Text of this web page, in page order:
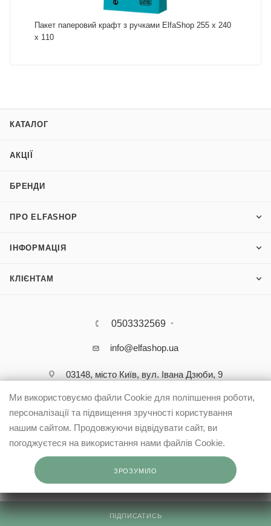
ПІДПИСАТИСЬ
Пакет паперовий крафт з ручками ElfaShop 255 х 240
х 110
КАТАЛОГ
АКЦІЇ
БРЕНДИ
ПРО ELFASHOP
ІНФОРМАЦІЯ
КЛІЄНТАМ
0503332569
info@elfashop.ua
03148, місто Київ, вул. Івана Дзюби, 9
Ми використовуємо файли Cookie для поліпшення роботи,
персоналізації та підвищення зручності користування
нашим сайтом. Продовжуючи відвідувати сайт, ви
погоджуєтеся на використання нами файлів Cookie.
ЗРОЗУМІЛО